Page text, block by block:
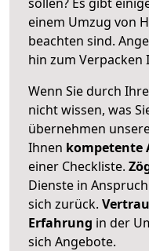
einem Umzug von
beachten sind.
hin zum Verpacken
Wenn Sie durch
nicht wissen, was
übernehmen
Ihnen kompetente
einer Checkliste.
Dienste in
sich zurück.
Erfahrung in der
sich Angebote.